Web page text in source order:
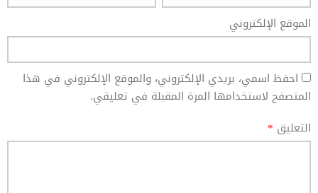
الموقع الإلكتروني
احفظ اسمي، بريدي الإلكتروني، والموقع الإلكتروني في هذا
المتصفح لاستخدامها المرة المقبلة في تعليقي.
التعليق *